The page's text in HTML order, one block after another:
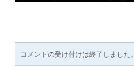
コメントの受け付けは終了しました。